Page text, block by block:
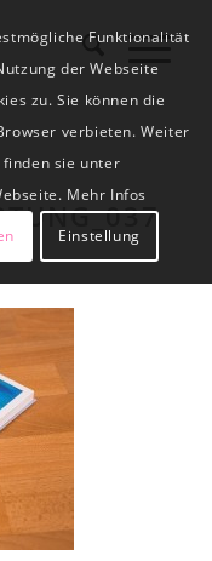
Funktionalität
der Webseite
zu. Sie können die
verbieten. Weiter
sie unter
Mehr Infos
Einstellung